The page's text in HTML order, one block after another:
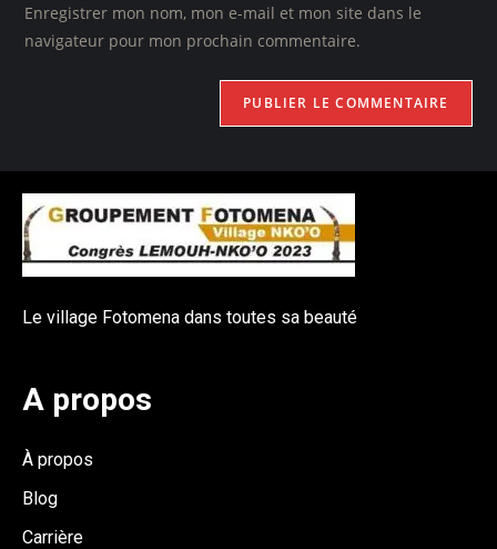
Enregistrer mon nom, mon e-mail et mon site dans le
navigateur pour mon prochain commentaire.
Le village Fotomena dans toutes sa beauté
A propos
À propos
Blog
Carrière